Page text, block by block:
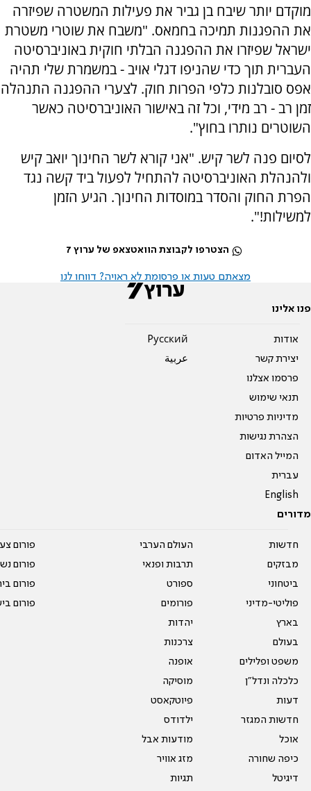
מוקדם יותר שיבח בן גביר את פעילות המשטרה שפיזרה
את ההפגנות תמיכה בחמאס. "משבח את שוטרי משטרת
ישראל שפיזרו את ההפגנה הבלתי חוקית באוניברסיטה
העברית תוך כדי שהניפו דגלי אויב - במשמרת שלי תהיה
אפס סובלנות כלפי הפרות חוק. לצערי ההפגנה התנהלה
זמן רב - רב מידי, וכל זה באישור האוניברסיטה כאשר
השוטרים נותרו בחוץ".
לסיום פנה לשר קיש. "אני קורא לשר החינוך יואב קיש
ולהנהלת האוניברסיטה להתחיל לפעול ביד קשה נגד
הפרת החוק והסדר במוסדות החינוך. הגיע הזמן
למשילות!".
הצטרפו לקבוצת הוואטצאפ של ערוץ 7
מצאתם טעות או פרסומת לא ראויה? דווחו לנו
פנו אלינו
אודות
יצירת קשר
פרסמו אצלנו
תנאי שימוש
מדיניות פרטיות
הצהרת נגישות
המייל האדום
עברית
English
Pусский
عربية
מדורים
חדשות
מבזקים
ביטחוני
פוליטי-מדיני
בארץ
בעולם
משפט ופלילים
כלכלה ונדל"ן
דעות
חדשות המגזר
אוכל
כיפה שחורה
דיגיטל
העולם הערבי
תרבות ופנאי
ספורט
פורומים
יהדות
צרכנות
אופנה
מוסיקה
פיוטקאסט
ילדודס
מודעות אבל
מזג אוויר
תגיות
פורום
פורום
פורום
פורום